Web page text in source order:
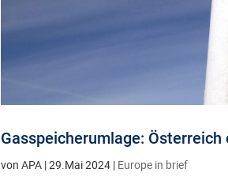
Gasspeicherumlage:
vonAPA |29.Mai 2024 | Europe in brief